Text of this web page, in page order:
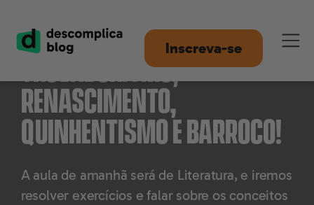
Inscreva-se
Empurrão: Literatura –
Trovadorismo,
Renascimento,
Quinhentismo e Barroco!
A aula de amanhã será de Literatura, e iremos
resolver exercícios e falar sobre os conceitos